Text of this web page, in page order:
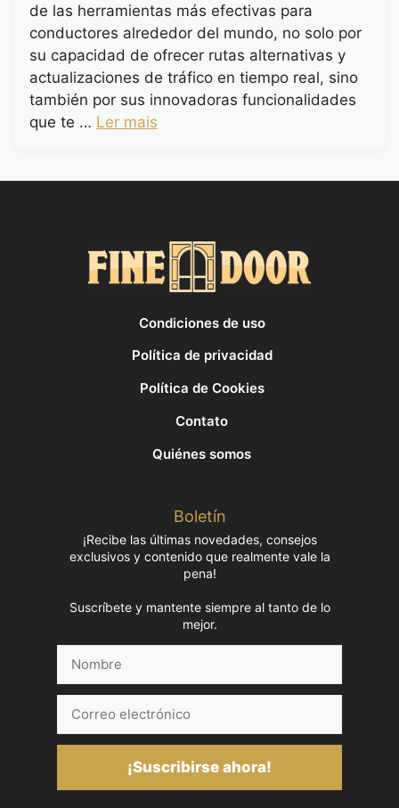
de las herramientas más efectivas para
conductores alrededor del mundo, no solo por
su capacidad de ofrecer rutas alternativas y
actualizaciones de tráfico en tiempo real, sino
también por sus innovadoras funcionalidades
que te … Ler mais
Condiciones de uso
Política de privacidad
Política de Cookies
Contato
Quiénes somos
Boletín
¡Recibe las últimas novedades, consejos
exclusivos y contenido que realmente vale la
pena!
Suscríbete y mantente siempre al tanto de lo
mejor.
electrónico
¡Suscribirse ahora!